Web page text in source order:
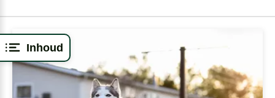
Inhoud